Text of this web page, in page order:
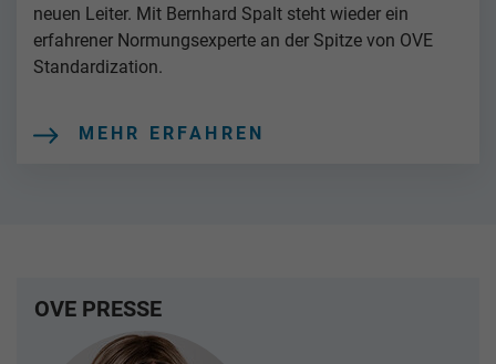
neuen Leiter. Mit Bernhard Spalt steht wieder ein
erfahrener Normungsexperte an der Spitze von OVE
Standardization.
MEHR ERFAHREN
OVE PRESSE